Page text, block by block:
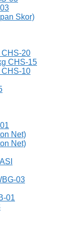
Skor)
20
CHS-15
10
Net)
Net)
03
01